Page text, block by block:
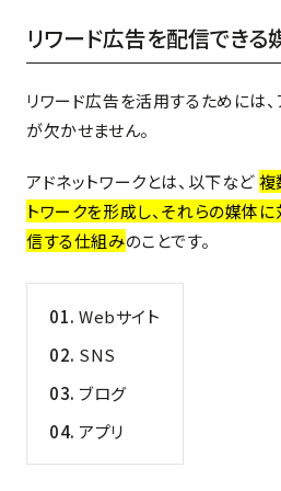
リワード広告を配信できる
リワード広告を活用するためには
が欠かせません。
アドネットワークとは、以下など 複
トワークを形成し、それらの媒体
信する仕組みのことです。
Webサイト
SNS
ブログ
アプリ